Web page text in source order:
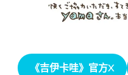
《吉伊卡哇》官方X